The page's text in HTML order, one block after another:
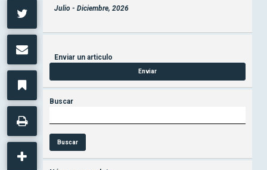
Julio - Diciembre, 2026
Enviar un articulo
Enviar
Buscar
Buscar